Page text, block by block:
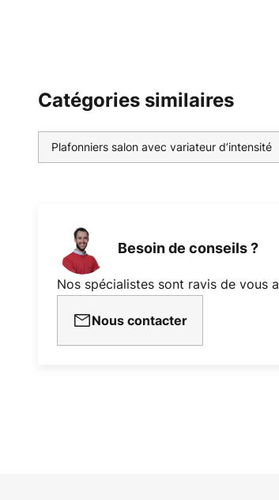
Catégories similaires
Plafonniers salon avec variateur d’intensité
Besoin de conseils ?
Nos spécialistes sont ravis de vous
Nous contacter